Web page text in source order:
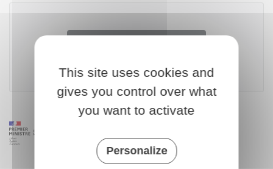
This site uses cookies and
gives you control over what
you want to activate
Personalize